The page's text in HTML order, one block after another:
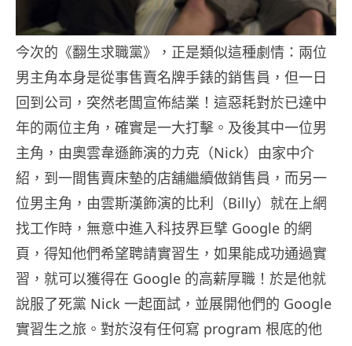
今次的《翻生求職黨》，正是類似這種劇情：兩位
男主角本身是從事售賣名牌手錶的銷售員，但一日
回到公司，突然老闆宣佈結業！這惡耗對於已達中
年的兩位主角，確實是一大打擊。及後其中一位男
主角，由奧雲韋遜飾演的力克（Nick）由家中介
紹，到一間售賣床墊的店舖繼續做銷售員，而另一
位男主角，由雲斯漢飾演的比利（Billy）就在上網
找工作時，無意中進入科技界巨擘 Google 的網
頁，得知他們希望聘請實習生，如果能成功通過實
習，就可以獲得在 Google 的高薪厚職！於是他就
說服了死黨 Nick 一起面試，並展開他們的 Google
實習生之旅。對於沒有任何寫 program 根底的他